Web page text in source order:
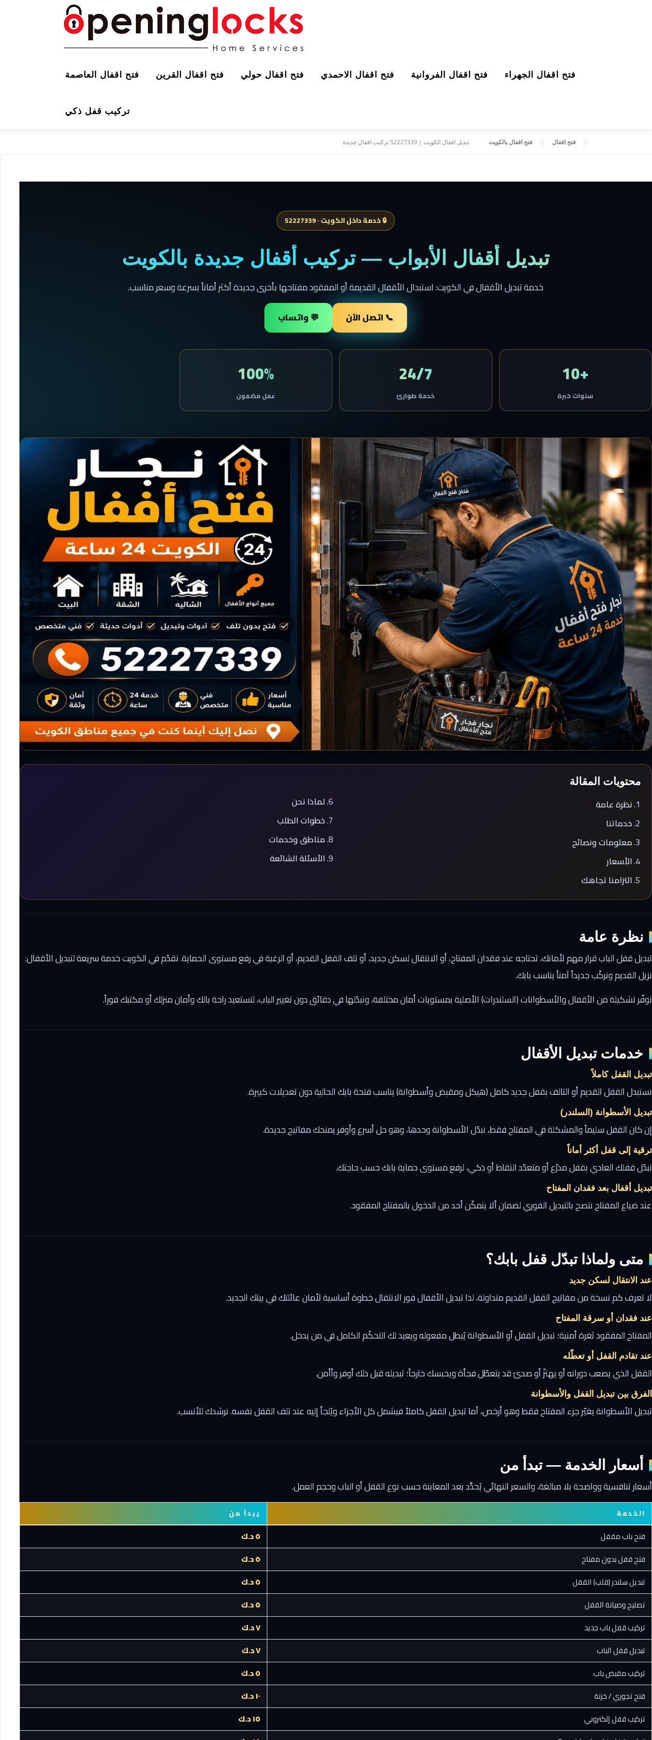
فتح اقفال العاصمة فتح اقفال القرين فتح اقفال حولي فتح اقفال الاحمدي فتح اقفال الفروانية فتح اقفال الجهراء
تركيب قفل ذكي
فتح اقفال فتح اقفال بالكويت تبديل اقفال الكويت | 52227339 تركيب اقفال جديدة
🔒 خدمة داخل الكويت · 52227339
تبديل أقفال الأبواب — تركيب أقفال جديدة بالكويت
خدمة تبديل الأقفال في الكويت: استبدال الأقفال القديمة أو المفقود مفتاحها بأخرى جديدة أكثر أماناً بسرعة وسعر مناسب.
📞 اتصل الآن 💬 واتساب
+10
سنوات خبرة
24/7
خدمة طوارئ
100%
عمل مضمون
محتويات المقالة
نظرة عامة
خدماتنا
معلومات ونصائح
الأسعار
التزامنا تجاهك
لماذا نحن
خطوات الطلب
مناطق وخدمات
الأسئلة الشائعة
نظرة عامة
تبديل قفل الباب قرار مهم لأمانك، تحتاجه عند فقدان المفتاح، أو الانتقال لسكن جديد، أو تلف القفل القديم، أو الرغبة في رفع مستوى الحماية. نقدّم في الكويت خدمة سريعة لتبديل الأقفال:
نزيل القديم ونركّب جديداً آمناً يناسب بابك.
نوفّر تشكيلة من الأقفال والأسطوانات (السلندرات) الأصلية بمستويات أمان مختلفة، ونبدّلها في دقائق دون تغيير الباب، لتستعيد راحة بالك وأمان منزلك أو مكتبك فوراً.
خدمات تبديل الأقفال
تبديل القفل كاملاً
نستبدل القفل القديم أو التالف بقفل جديد كامل (هيكل ومقبض وأسطوانة) يناسب فتحة بابك الحالية دون تعديلات كبيرة.
تبديل الأسطوانة (السلندر)
إن كان القفل سليماً والمشكلة في المفتاح فقط، نبدّل الأسطوانة وحدها، وهو حل أسرع وأوفر يمنحك مفاتيح جديدة.
ترقية إلى قفل أكثر أماناً
نبدّل قفلك العادي بقفل مدرّع أو متعدّد النقاط أو ذكي، لرفع مستوى حماية بابك حسب حاجتك.
تبديل أقفال بعد فقدان المفتاح
عند ضياع المفتاح ننصح بالتبديل الفوري لضمان ألا يتمكّن أحد من الدخول بالمفتاح المفقود.
متى ولماذا تبدّل قفل بابك؟
عند الانتقال لسكن جديد
لا تعرف كم نسخة من مفاتيح القفل القديم متداولة، لذا تبديل الأقفال فور الانتقال خطوة أساسية لأمان عائلتك في بيتك الجديد.
عند فقدان أو سرقة المفتاح
المفتاح المفقود ثغرة أمنية؛ تبديل القفل أو الأسطوانة يُبطل مفعوله ويعيد لك التحكّم الكامل في من يدخل.
عند تقادم القفل أو تعطّله
القفل الذي يصعب دورانه أو يهتزّ أو صدئ قد يتعطّل فجأة ويحبسك خارجاً؛ تبديله قبل ذلك أوفر وأأمن.
الفرق بين تبديل القفل والأسطوانة
تبديل الأسطوانة يغيّر جزء المفتاح فقط وهو أرخص، أما تبديل القفل كاملاً فيشمل كل الأجزاء ويُلجأ إليه عند تلف القفل نفسه. نرشدك للأنسب.
أسعار الخدمة — تبدأ من
أسعار تنافسية وواضحة بلا مبالغة، والسعر النهائي يُحدَّد بعد المعاينة حسب نوع القفل أو الباب وحجم العمل.
الخدمة يبدأ من
فتح باب مقفل
٥ د.ك
فتح قفل بدون مفتاح
٥ د.ك
تبديل سلندر (قلب) القفل
٥ د.ك
تصليح وصيانة القفل
٥ د.ك
تركيب قفل باب جديد
٧ د.ك
تبديل قفل الباب
٧ د.ك
تركيب مقبض باب
٥ د.ك
فتح تجوري / خزنة
١٠ د.ك
تركيب قفل إلكتروني
١٥ د.ك